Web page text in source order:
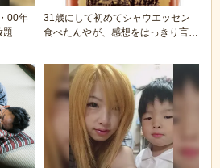
00年
題
31歳にして初めてシャウエッセン
食べたんやが、感想をはっきり言う